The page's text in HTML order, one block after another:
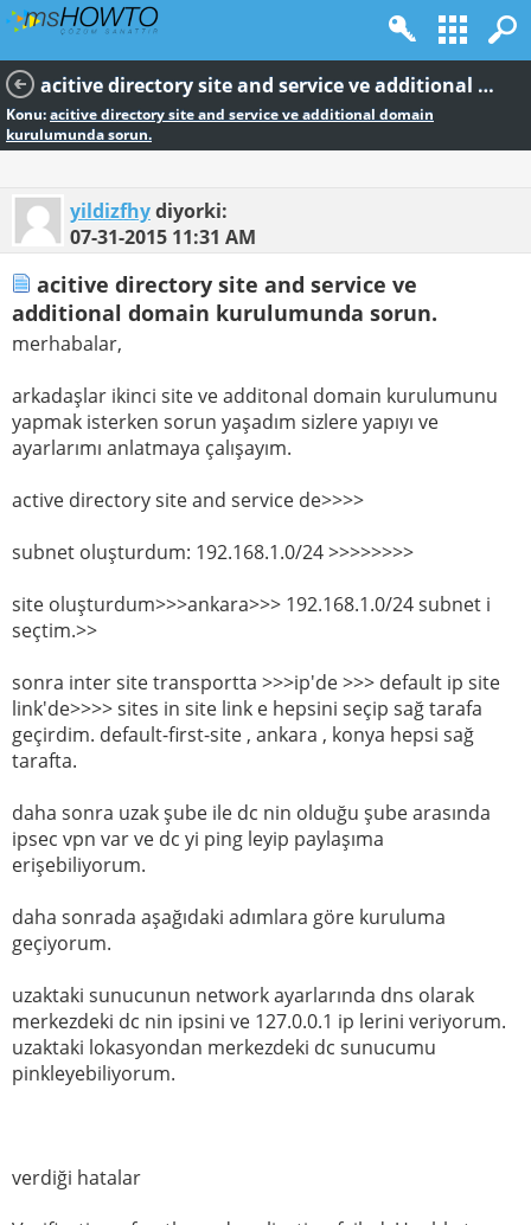
acitive directory site and service ve additional domain kurulumunda sorun.
Konu:acitive directory site and service ve additional domain
kurulumunda sorun.
yildizfhydiyorki:
07-31-2015 11:31 AM
acitive directory site and service ve
additional domain kurulumunda sorun.
merhabalar,
arkadaşlar ikinci site ve additonal domain kurulumunu
yapmak isterken sorun yaşadım sizlere yapıyı ve
ayarlarımı anlatmaya çalışayım.
active directory site and service de>>>>
subnet oluşturdum: 192.168.1.0/24 >>>>>>>>
site oluşturdum>>>ankara>>> 192.168.1.0/24 subnet i
seçtim.>>
sonra inter site transportta >>>ip'de >>> default ip site
link'de>>>> sites in site link e hepsini seçip sağ tarafa
geçirdim. default-first-site , ankara , konya hepsi sağ
tarafta.
daha sonra uzak şube ile dc nin olduğu şube arasında
ipsec vpn var ve dc yi ping leyip paylaşıma
erişebiliyorum.
daha sonrada aşağıdaki adımlara göre kuruluma
geçiyorum.
uzaktaki sunucunun network ayarlarında dns olarak
merkezdeki dc nin ipsini ve 127.0.0.1 ip lerini veriyorum.
uzaktaki lokasyondan merkezdeki dc sunucumu
pinkleyebiliyorum.
verdiği hatalar